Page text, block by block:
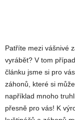
Patříte mezi vášnivé
vyrábět? V tom
článku jsme si pro
záhonů, které si
například mnoho
přesně pro vás! K